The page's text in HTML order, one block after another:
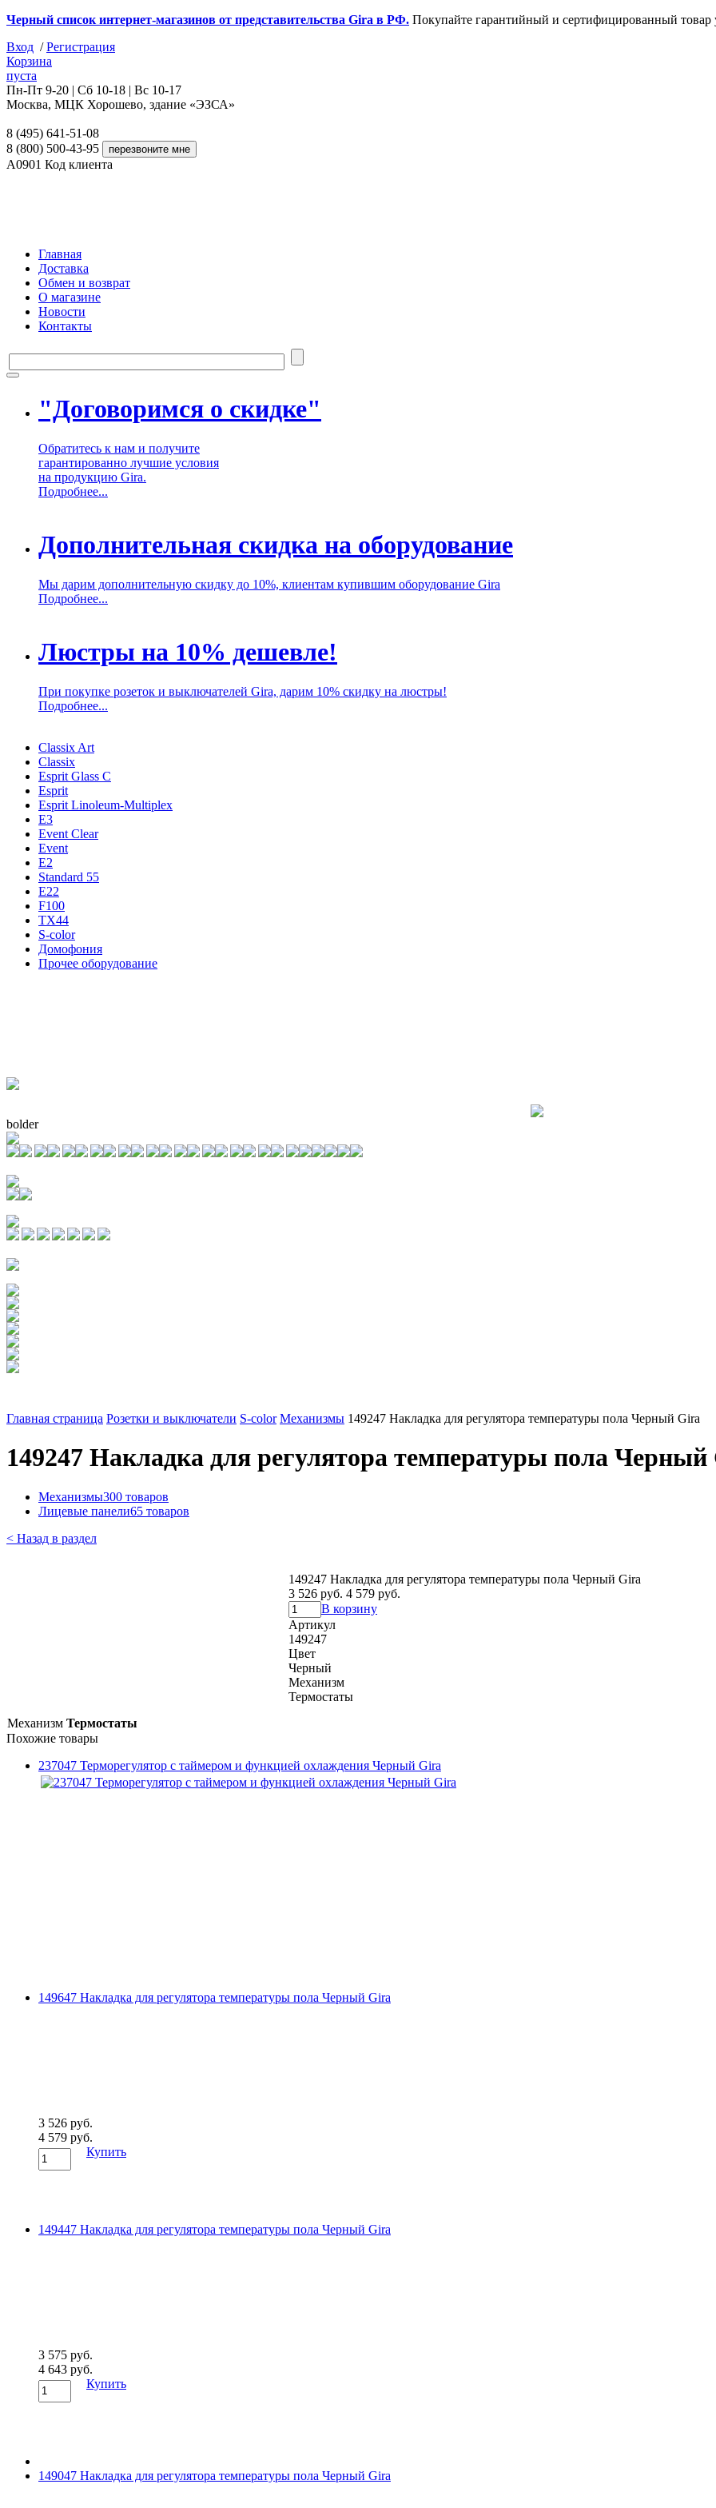
Черный список интернет-магазинов от представительства Gira в РФ. Покупайте гарантийный и сертифицированный
Вход /Регистрация
Корзина
пуста
Пн-Пт 9-20 | Сб 10-18 | Вс 10-17
Москва, МЦК Хорошево, здание «ЭЗСА»
8 (495) 641-51-08
8 (800) 500-43-95
A0901 Код клиента
Главная
Доставка
Обмен и возврат
О магазине
Новости
Контакты
"Договоримся о скидке"
Обратитесь к нам и получите
гарантированно лучшие условия
на продукцию Gira.
Подробнее...
Дополнительная скидка на оборудование
Мы дарим дополнительную скидку до 10%, клиентам купившим оборудование Gira
Подробнее...
Люстры на 10% дешевле!
При покупке розеток и выключателей Gira, дарим 10% скидку на люстры!
Подробнее...
Classix Art
Classix
Esprit Glass C
Esprit
Esprit Linoleum-Multiplex
E3
Event Clear
Event
E2
Standard 55
E22
F100
TX44
S-color
Домофония
Прочее оборудование
bolder
Главная страница Розетки и выключатели S-color Механизмы 149247 Накладка для регулятора температуры пола Черный Gira
149247 Накладка для регулятора температуры пола
Механизмы300 товаров
Лицевые панели65 товаров
< Назад в раздел
149247 Накладка для регулятора температуры пола Черный Gira
3 526 руб. 4 579 руб.
В корзину
Артикул
149247
Цвет
Черный
Механизм
Термостаты
Механизм Термостаты
Похожие товары
237047 Терморегулятор с таймером и функцией охлаждения Черный Gira
149647 Накладка для регулятора температуры пола Черный Gira
3 526 руб.
4 579 руб.
Купить
149447 Накладка для регулятора температуры пола Черный Gira
3 575 руб.
4 643 руб.
Купить
149047 Накладка для регулятора температуры пола Черный Gira